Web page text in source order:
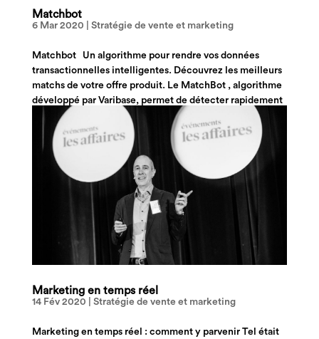
Matchbot
6 Mar 2020 Stratégie de vente et marketing
Matchbot Un algorithme pour rendre vos données
transactionnelles intelligentes. Découvrez les meilleurs
matchs de votre offre produit. Le MatchBot , algorithme
développé par Varibase, permet de détecter rapidement
quels produits, marques ou catégories, vos...
Marketing en temps réel
14 Fév 2020 Stratégie de vente et marketing
Marketing en temps réel : comment y parvenir Tel était